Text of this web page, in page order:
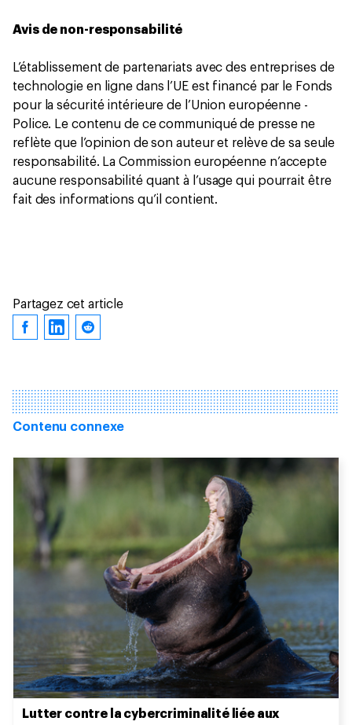
Avis de non-responsabilité
L’établissement de partenariats avec des entreprises de
technologie en ligne dans l’UE est financé par le Fonds
pour la sécurité intérieure de l’Union européenne -
Police. Le contenu de ce communiqué de presse ne
reflète que l’opinion de son auteur et relève de sa seule
responsabilité. La Commission européenne n’accepte
aucune responsabilité quant à l’usage qui pourrait être
fait des informations qu’il contient.
Partagez cet article
Contenu connexe
Lutter contre la cybercriminalité liée aux